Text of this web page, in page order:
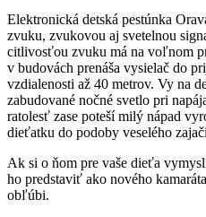
Elektronická detská pestúnka
zvuku, zvukovou aj svetelnou
citlivosťou zvuku má na voľnom
v budovách prenáša vysielač do
vzdialenosti až 40 metrov. Vy na
zabudované nočné svetlo pri
ratolesť zase poteší milý nápad
dieťatku do podoby veselého
Ak si o ňom pre vaše dieťa
ho predstaviť ako nového
obľúbi.